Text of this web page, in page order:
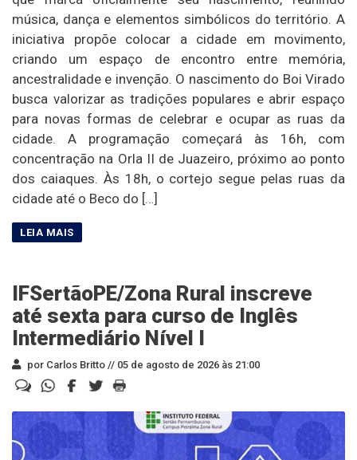
música, dança e elementos simbólicos do território. A
iniciativa propõe colocar a cidade em movimento,
criando um espaço de encontro entre memória,
ancestralidade e invenção. O nascimento do Boi Virado
busca valorizar as tradições populares e abrir espaço
para novas formas de celebrar e ocupar as ruas da
cidade. A programação começará às 16h, com
concentração na Orla II de Juazeiro, próximo ao ponto
dos caiaques. Às 18h, o cortejo segue pelas ruas da
cidade até o Beco do […]
IFSertãoPE/Zona Rural inscreve
até sexta para curso de Inglês
Intermediário Nível I
por Carlos Britto // 05 de agosto de 2026 às 21:00